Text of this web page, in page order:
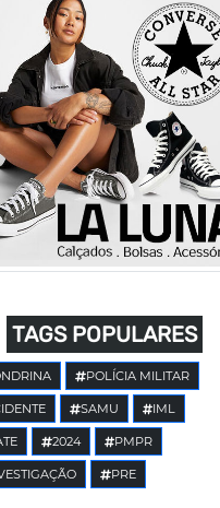
TAGS POPULARES
POLÍCIA MILITAR
SAMU IML
2024 PMPR
PRE